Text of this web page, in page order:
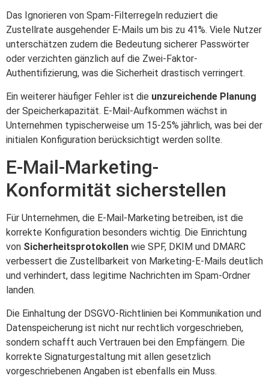
Das Ignorieren von Spam-Filterregeln reduziert die
Zustellrate ausgehender E-Mails um bis zu 41%. Viele Nutzer
unterschätzen zudem die Bedeutung sicherer Passwörter
oder verzichten gänzlich auf die Zwei-Faktor-
Authentifizierung, was die Sicherheit drastisch verringert.
Ein weiterer häufiger Fehler ist die unzureichende Planung
der Speicherkapazität. E-Mail-Aufkommen wächst in
Unternehmen typischerweise um 15-25% jährlich, was bei der
initialen Konfiguration berücksichtigt werden sollte.
E-Mail-Marketing-
Konformität sicherstellen
Für Unternehmen, die E-Mail-Marketing betreiben, ist die
korrekte Konfiguration besonders wichtig. Die Einrichtung
von Sicherheitsprotokollen wie SPF, DKIM und DMARC
verbessert die Zustellbarkeit von Marketing-E-Mails deutlich
und verhindert, dass legitime Nachrichten im Spam-Ordner
landen.
Die Einhaltung der DSGVO-Richtlinien bei Kommunikation und
Datenspeicherung ist nicht nur rechtlich vorgeschrieben,
sondern schafft auch Vertrauen bei den Empfängern. Die
korrekte Signaturgestaltung mit allen gesetzlich
vorgeschriebenen Angaben ist ebenfalls ein Muss.